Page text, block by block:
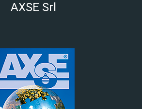
AXSE Srl